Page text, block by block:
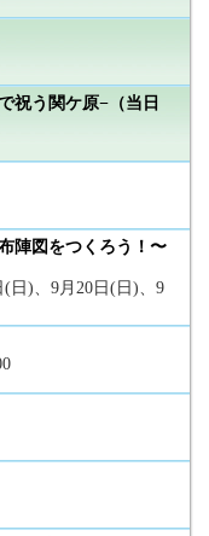
祝う関ケ原−（当日
陣図をつくろう！〜
(日)、9月20日(日)、9